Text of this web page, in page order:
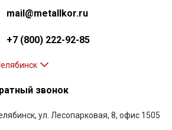
mail@metallkor.ru
+7 (800) 222-92-85
звонок
ул. Лесопарковая, 8, офис 1505